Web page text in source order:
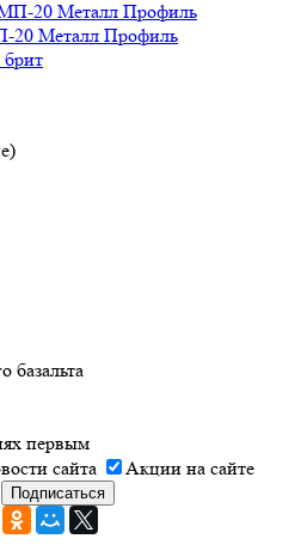
20 Металл Профиль
брит
базальта
первым
сайта Акции на сайте